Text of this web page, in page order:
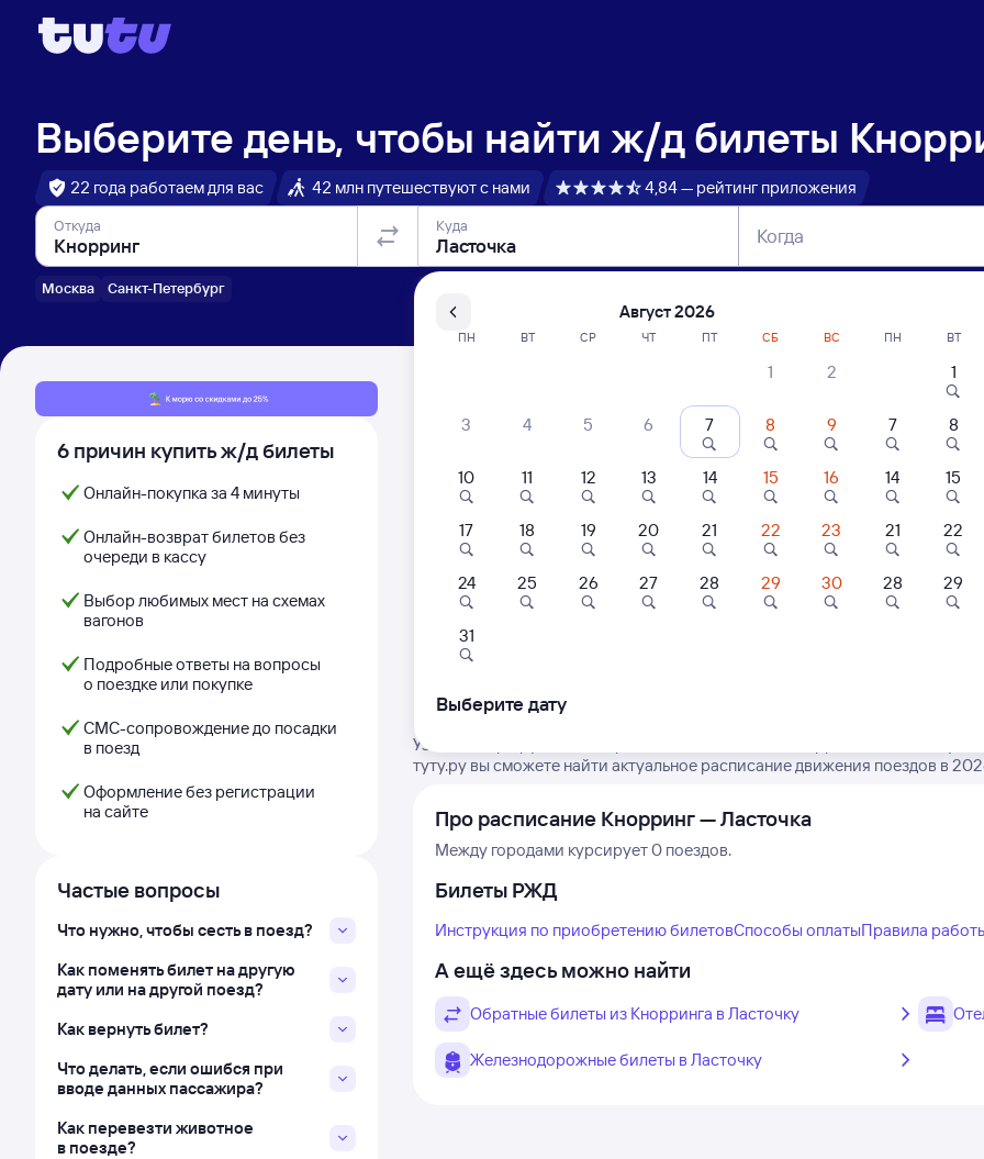
Выберите день, чтобы найти ж/д билеты
22 года работаем для вас 42 млн путешествуют с нами 4,84 — рейтинг приложения
Откуда
Москва Санкт-Петербург
Куда Когда
6 причин купить ж/д билеты
Онлайн-покупка за 4 минуты
Онлайн-возврат билетов без
очереди в кассу
Выбор любимых мест на схемах
вагонов
Подробные ответы на вопросы
о поездке или покупке
СМС-сопровождение до посадки
в поезд
Оформление без регистрации
на сайте
Частые вопросы
Что нужно, чтобы сесть в поезд?
Как поменять билет на другую
дату или на другой поезд?
Как вернуть билет?
Что делать, если ошибся при
вводе данных пассажира?
Как перевезти животное
в поезде?
Расписание поездов Кнорринг — Ласточка
Нет рейсов по
Узнайте маршрут пассажирских поездов РЖД из Кнорринга в Ласточку.
туту.ру вы сможете найти актуальное расписание движения поездов в
Про расписание Кнорринг — Ласточка
Между городами курсирует 0 поездов.
Билеты РЖД
Инструкция по приобретению билетовСпособы оплатыПравила
А ещё здесь можно найти
Обратные билеты из Кнорринга в Ласточку
Железнодорожные билеты в Ласточку
Август 2026
ПН ВТ СР ЧТ ПТ СБ ВС
1 2
3 4 5 6 7 8 9
10 11 12 13 14 15 16
17 18 19 20 21 22 23
24 25 26 27 28 29 30
31
ПН ВТ
1
7 8
14 15
21 22
28 29
Выберите дату